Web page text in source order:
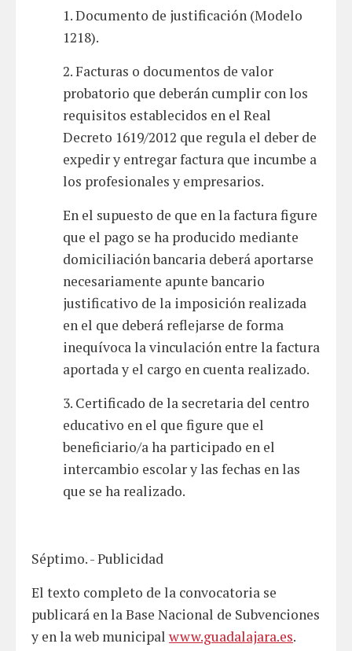
1. Documento de justificación (Modelo
1218).
2. Facturas o documentos de valor
probatorio que deberán cumplir con los
requisitos establecidos en el Real
Decreto 1619/2012 que regula el deber de
expedir y entregar factura que incumbe a
los profesionales y empresarios.
En el supuesto de que en la factura figure
que el pago se ha producido mediante
domiciliación bancaria deberá aportarse
necesariamente apunte bancario
justificativo de la imposición realizada
en el que deberá reflejarse de forma
inequívoca la vinculación entre la factura
aportada y el cargo en cuenta realizado.
3. Certificado de la secretaria del centro
educativo en el que figure que el
beneficiario/a ha participado en el
intercambio escolar y las fechas en las
que se ha realizado.
Séptimo. - Publicidad
El texto completo de la convocatoria se
publicará en la Base Nacional de Subvenciones
y en la web municipal www.guadalajara.es.